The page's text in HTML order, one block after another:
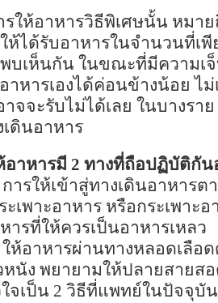
รให้อาหารวิธีพิเศษนั้น หมา
ห้ได้รับอาหารในจำนวนที่เ
พบเห็นกัน ในขณะที่มีความ
าหารเองได้ค่อนข้างน้อย ไ
าจจะรับไม่ได้เลย ในบางร
เดินอาหาร
อาหารมี 2 ทางที่ถือปฏิบัติกัน
การให้เข้าสู่ทางเดินอาหาร
ะเพาะอาหาร หรือกระเพาะ
ารที่ให้ควรเป็นอาหารเหลว
ให้อาหารผ่านทางหลอดเลือ
หนัง พยายามให้ปลายสายส
จเป็น 2 วิธีที่แพทย์ในปัจจุบั